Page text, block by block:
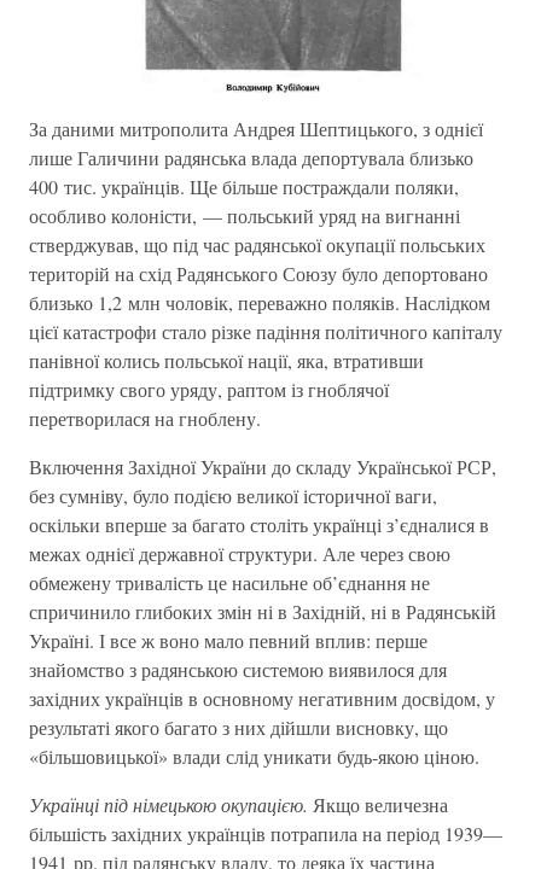
За даними митрополита Андрея Шептицького, з однієї
лише Галичини радянська влада депортувала близько
400 тис. українців. Ще більше постраждали поляки,
особливо колоністи, — польський уряд на вигнанні
стверджував, що під час радянської окупації польських
територій на схід Радянського Союзу було депортовано
близько 1,2 млн чоловік, переважно поляків. Наслідком
цієї катастрофи стало різке падіння політичного капіталу
панівної колись польської нації, яка, втративши
підтримку свого уряду, раптом із гноблячої
перетворилася на гноблену.
Включення Західної України до складу Української РСР,
без сумніву, було подією великої історичної ваги,
оскільки вперше за багато століть українці з’єдналися в
межах однієї державної структури. Але через свою
обмежену тривалість це насильне об’єднання не
спричинило глибоких змін ні в Західній, ні в Радянській
Україні. І все ж воно мало певний вплив: перше
знайомство з радянською системою виявилося для
західних українців в основному негативним досвідом, у
результаті якого багато з них дійшли висновку, що
«більшовицької» влади слід уникати будь-якою ціною.
Українці під німецькою окупацією. Якщо величезна
більшість західних українців потрапила на період 1939—
1941 рр. під радянську владу, то деяка їх частина